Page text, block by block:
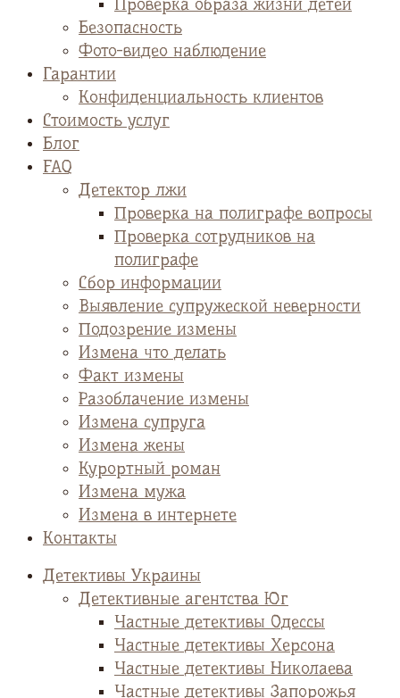
Проверка образа жизни детей
Безопасность
Фото-видео наблюдение
Гарантии
Конфиденциальность клиентов
Стоимость услуг
Блог
FAQ
Детектор лжи
Проверка на полиграфе вопросы
Проверка сотрудников на
полиграфе
Сбор информации
Выявление супружеской неверности
Подозрение измены
Измена что делать
Факт измены
Разоблачение измены
Измена супруга
Измена жены
Курортный роман
Измена мужа
Измена в интернете
Контакты
Детективы Украины
Детективные агентства Юг
Частные детективы Одессы
Частные детективы Херсона
Частные детективы Николаева
Частные детективы Запорожья